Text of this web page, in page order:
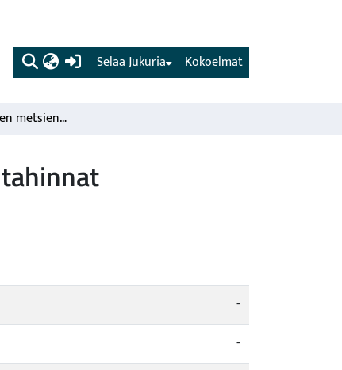
(current) Kokoelmat
Selaa Jukuria
Yksityisluontoisten metsien raakapuun kanto- jahankintahinnat hakkuuvuoden 1982/83 alkupuoliskolla.
-
-